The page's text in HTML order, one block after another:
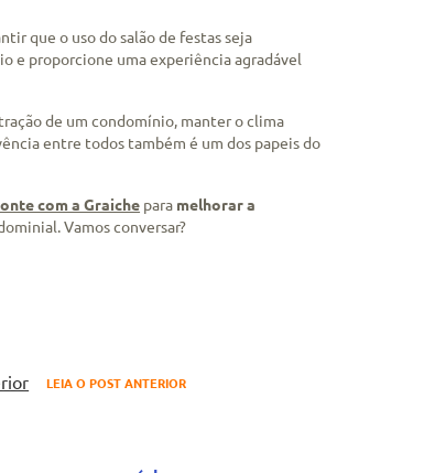
que o uso do salão de festas seja
e proporcione uma experiência agradável
de um condomínio, manter o clima
entre todos também é um dos papeis do
com a Graiche para melhorar a
Vamos conversar?
LEIA O POST ANTERIOR